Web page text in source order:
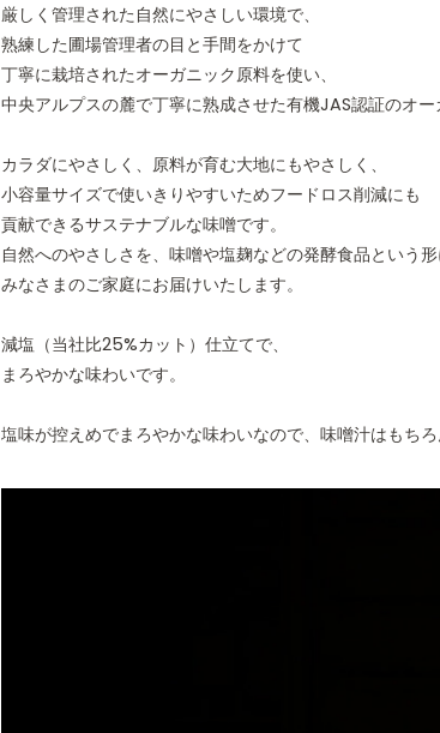
厳しく管理された自然にやさしい環境で、
熟練した圃場管理者の目と手間をかけて
丁寧に栽培されたオーガニック原料を使い、
中央アルプスの麓で丁寧に熟成させた有機JAS認証のオー
カラダにやさしく、原料が育む大地にもやさしく、
小容量サイズで使いきりやすいためフードロス削減にも
貢献できるサステナブルな味噌󠄀です。
自然へのやさしさを、味噌や塩麹などの発酵食品という形
みなさまのご家庭にお届けいたします。
減塩（当社比25%カット）仕立てで、
まろやかな味わいです。
塩味が控えめでまろやかな味わいなので、味噌汁はもち
ギフ